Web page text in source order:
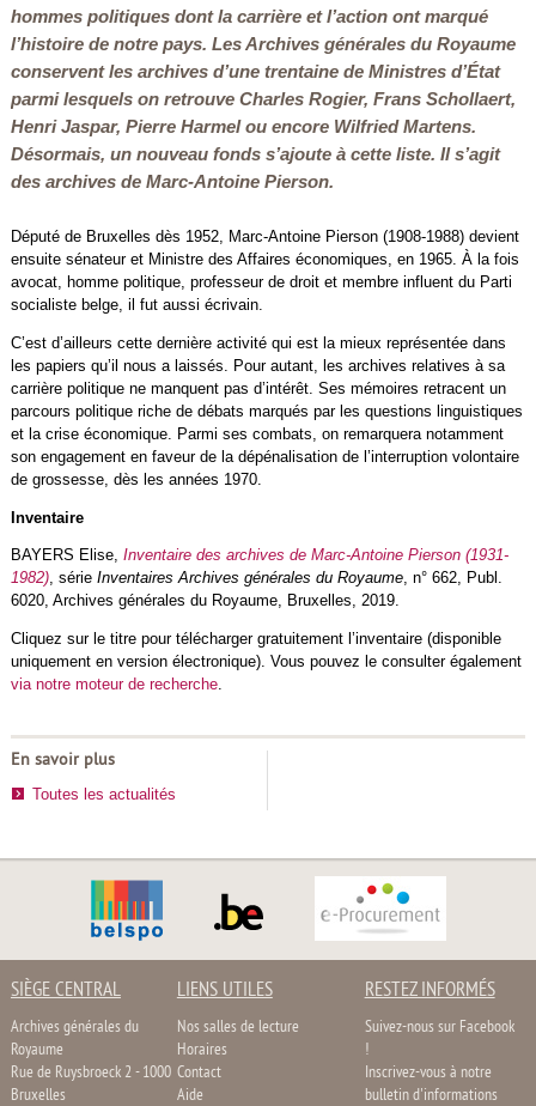
hommes politiques dont la carrière et l’action ont marqué
l’histoire de notre pays. Les Archives générales du Royaume
conservent les archives d’une trentaine de Ministres d’État
parmi lesquels on retrouve Charles Rogier, Frans Schollaert,
Henri Jaspar, Pierre Harmel ou encore Wilfried Martens.
Désormais, un nouveau fonds s’ajoute à cette liste. Il s’agit
des archives de Marc-Antoine Pierson.
Député de Bruxelles dès 1952, Marc-Antoine Pierson (1908-1988) devient
ensuite sénateur et Ministre des Affaires économiques, en 1965. À la fois
avocat, homme politique, professeur de droit et membre influent du Parti
socialiste belge, il fut aussi écrivain.
C’est d’ailleurs cette dernière activité qui est la mieux représentée dans
les papiers qu’il nous a laissés. Pour autant, les archives relatives à sa
carrière politique ne manquent pas d’intérêt. Ses mémoires retracent un
parcours politique riche de débats marqués par les questions linguistiques
et la crise économique. Parmi ses combats, on remarquera notamment
son engagement en faveur de la dépénalisation de l’interruption volontaire
de grossesse, dès les années 1970.
Inventaire
BAYERS Elise, Inventaire des archives de Marc-Antoine Pierson (1931-
1982), série Inventaires Archives générales du Royaume, n° 662, Publ.
6020, Archives générales du Royaume, Bruxelles, 2019.
Cliquez sur le titre pour télécharger gratuitement l’inventaire (disponible
uniquement en version électronique). Vous pouvez le consulter également
via notre moteur de recherche.
En savoir plus
Toutes les actualités
SIÈGE CENTRAL
Archives générales du
Royaume
Rue de Ruysbroeck 2 - 1000
Bruxelles
LIENS UTILES
Nos salles de lecture
Horaires
Contact
Aide
RESTEZ INFORMÉS
Suivez-nous sur Facebook
!
Inscrivez-vous à notre
bulletin d'informations